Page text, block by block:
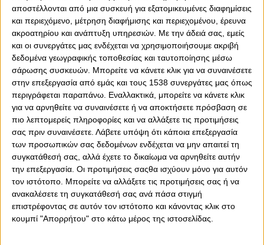
αποστέλλονται από μια συσκευή για εξατομικευμένες διαφημίσεις
και περιεχόμενο, μέτρηση διαφήμισης και περιεχομένου, έρευνα
ακροατηρίου και ανάπτυξη υπηρεσιών. Με την άδειά σας, εμείς
και οι συνεργάτες μας ενδέχεται να χρησιμοποιήσουμε ακριβή
δεδομένα γεωγραφικής τοποθεσίας και ταυτοποίησης μέσω
σάρωσης συσκευών. Μπορείτε να κάνετε κλικ για να συναινέσετε
στην επεξεργασία από εμάς και τους 1538 συνεργάτες μας όπως
περιγράφεται παραπάνω. Εναλλακτικά, μπορείτε να κάνετε κλικ
για να αρνηθείτε να συναινέσετε ή να αποκτήσετε πρόσβαση σε
πιο λεπτομερείς πληροφορίες και να αλλάξετε τις προτιμήσεις
σας πριν συναινέσετε. Λάβετε υπόψη ότι κάποια επεξεργασία
των προσωπικών σας δεδομένων ενδέχεται να μην απαιτεί τη
συγκατάθεσή σας, αλλά έχετε το δικαίωμα να αρνηθείτε αυτήν
την επεξεργασία. Οι προτιμήσεις σαςθα ισχύουν μόνο για αυτόν
τον ιστότοπο. Μπορείτε να αλλάξετε τις προτιμήσεις σας ή να
ανακαλέσετε τη συγκατάθεσή σας ανά πάσα στιγμή
επιστρέφοντας σε αυτόν τον ιστότοπο και κάνοντας κλικ στο
κουμπί "Απορρήτου" στο κάτω μέρος της ιστοσελίδας.
Εκτός αποστολής οι Σκάρπα και
Ιμπόρα...
Έμειναν εκτός πλάνων για το ματς με τον Άρη...
Πέμπτη, 8 Ιουνίου 2023 - 12:56